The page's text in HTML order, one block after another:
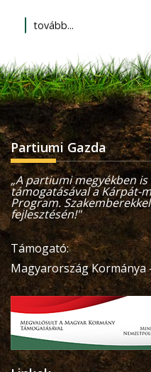
tovább...
Partiumi Gazda
„A partiumi megyékben
támogatásával a Kárpát-
Program.
fejlesztésén!"
Támogató:
Magyarország